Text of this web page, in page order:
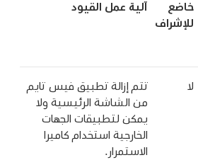
خاضع
للإشراف
آلية عمل القيود
لا
تتم إزالة تطبيق فيس تايم
من الشاشة الرئيسية ولا
يمكن لتطبيقات الجهات
الخارجية استخدام كاميرا
الاستمرار.